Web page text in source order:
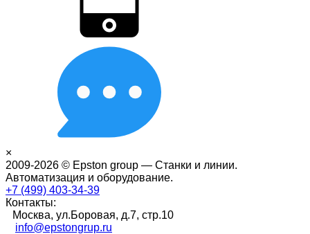
×
2009-2026 © Epston group — Станки и линии.
Автоматизация и оборудование.
+7 (499) 403-34-39
Контакты:
Москва, ул.Боровая, д.7, стр.10
info@epstongrup.ru